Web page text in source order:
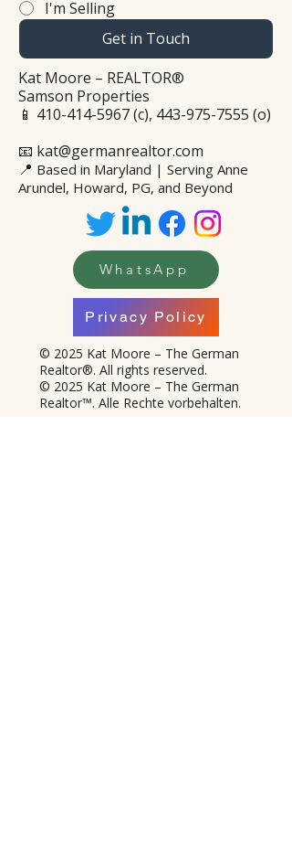
I'm Selling
Get in Touch
Kat Moore – REALTOR®
Samson Properties
📱 410-414-5967(c), 443-975-7555 (o)
📧 kat@germanrealtor.com
📍 Based in Maryland | Serving Anne
Arundel, Howard, PG, and Beyond
WhatsApp
Privacy Policy
© 2025 Kat Moore – The German
Realtor®. All rights reserved.
© 2025 Kat Moore – The German
Realtor™. Alle Rechte vorbehalten.